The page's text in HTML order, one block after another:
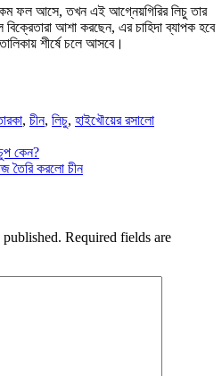
রকম ফল আসে, তখন এই আগ্নেয়গিরির লিচু তার
আশা করছেন, এর চাহিদা ব্যাপক হবে
শীর্ষে চলে আসবে।
, চীন, লিচু, হাইখৌয়ের রসালো
কেন?
তৈরি করলো চীন
Required fields are